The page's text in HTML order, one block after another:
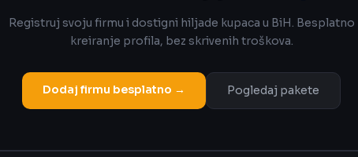
Registruj svoju firmu i dostigni hiljade kupaca u BiH. Besplatno
kreiranje profila, bez skrivenih troškova.
Dodaj firmu besplatno → Pogledaj pakete